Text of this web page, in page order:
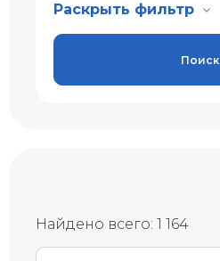
Раскрыть фильтр
Поиск
Найдено всего: 1 164